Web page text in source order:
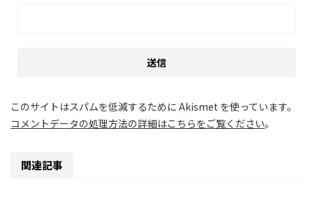
このサイトはスパムを低減するために Akismet を使っています。
コメントデータの処理方法の詳細はこちらをご覧ください。
関連記事